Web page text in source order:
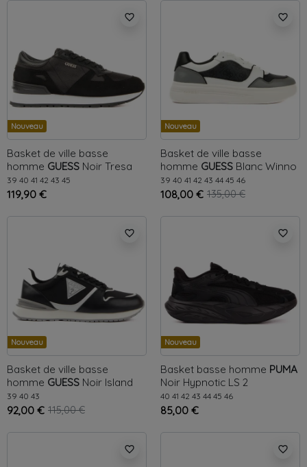
favorite_border
Nouveau
Basket de ville basse
homme GUESS Noir Tresa
39 40 41 42 43 45
119,90 €
favorite_border
Nouveau
Basket de ville basse
homme GUESS Blanc Winno
39 40 41 42 43 44 45 46
108,00 € 135,00 €
favorite_border
Nouveau
Basket de ville basse
homme GUESS Noir Island
39 40 43
92,00 € 115,00 €
favorite_border
Nouveau
Basket basse homme PUMA
Noir Hypnotic LS 2
40 41 42 43 44 45 46
85,00 €
favorite_border favorite_border